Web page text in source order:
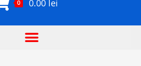
0 0.00 lei